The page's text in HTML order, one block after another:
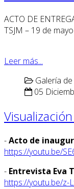
ACTO DE
TSJM – 19 de
Leer más...
Galería
05
-Acto de
https://youtu.be/
- Entrevista Eva
https://youtu.be/z-